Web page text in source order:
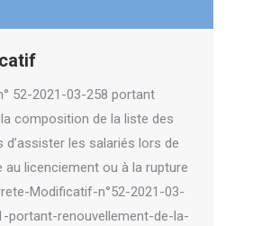
52-2021-03-258 portant
composition de la liste des
les salariés lors de
au licenciement ou à la rupture
Modificatif-n°52-2021-03-
portant-renouvellement-de-la-